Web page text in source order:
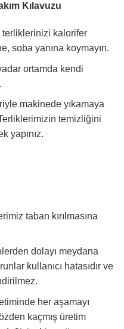
Kılavuzu
terliklerinizi kalorifer
soba yanına koymayın.
ortamda kendi
makinede yıkamaya
temizliğini
yapınız.
taban kırılmasına
dolayı meydana
kullanıcı hatasıdır ve
her aşamayı
kaçmış üretim